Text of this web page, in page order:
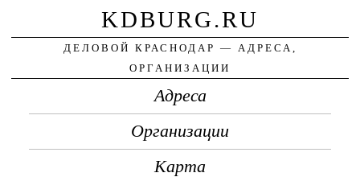
KDBURG.RU
ДЕЛОВОЙ КРАСНОДАР — АДРЕСА,
ОРГАНИЗАЦИИ
Адреса
Организации
Карта